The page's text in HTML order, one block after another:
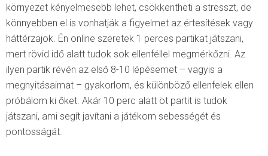
környezet kényelmesebb lehet, csökkentheti a stresszt, de
könnyebben el is vonhatják a figyelmet az értesítések vagy
háttérzajok. Én online szeretek 1 perces partikat játszani,
mert rövid idő alatt tudok sok ellenféllel megmérkőzni. Az
ilyen partik révén az első 8-10 lépésemet – vagyis a
megnyitásaimat – gyakorlom, és különböző ellenfelek ellen
próbálom ki őket. Akár 10 perc alatt öt partit is tudok
játszani, ami segít javítani a játékom sebességét és
pontosságát.